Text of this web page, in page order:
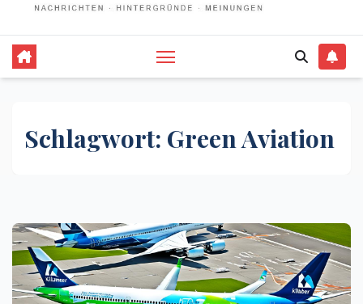
Schlagwort: Green Aviation